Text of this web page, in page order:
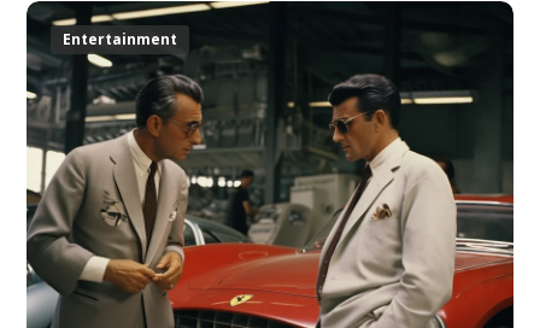
Entertainment